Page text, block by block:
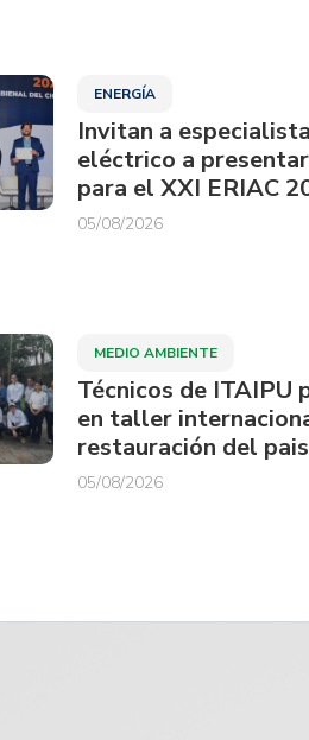
ENERGÍA
Invitan a
eléctrico a
para el XXI ERIAC
05/08/2026
MEDIO AMBIENTE
Técnicos de ITAIPU
en taller
restauración del
05/08/2026